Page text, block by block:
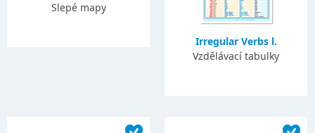
Slepé mapy
Irregular Verbs l.
Vzdělávací tabulky